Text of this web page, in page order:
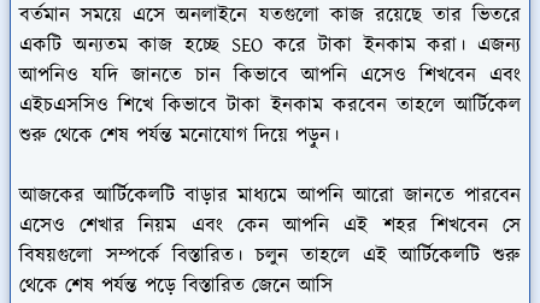
বর্তমান সময়ে এসে অনলাইনে যতগুলো কাজ রয়েছে তার ভিতরে
একটি অন্যতম কাজ হচ্ছে SEO করে টাকা ইনকাম করা। এজন্য
আপনিও যদি জানতে চান কিভাবে আপনি এসেও শিখবেন এবং
এইচএসসিও শিখে কিভাবে টাকা ইনকাম করবেন তাহলে আর্টিকেল
শুরু থেকে শেষ পর্যন্ত মনোযোগ দিয়ে পড়ুন।
আজকের আর্টিকেলটি বাড়ার মাধ্যমে আপনি আরো জানতে পারবেন
এসেও শেখার নিয়ম এবং কেন আপনি এই শহর শিখবেন সে
বিষয়গুলো সম্পর্কে বিস্তারিত। চলুন তাহলে এই আর্টিকেলটি শুরু
থেকে শেষ পর্যন্ত পড়ে বিস্তারিত জেনে আসি